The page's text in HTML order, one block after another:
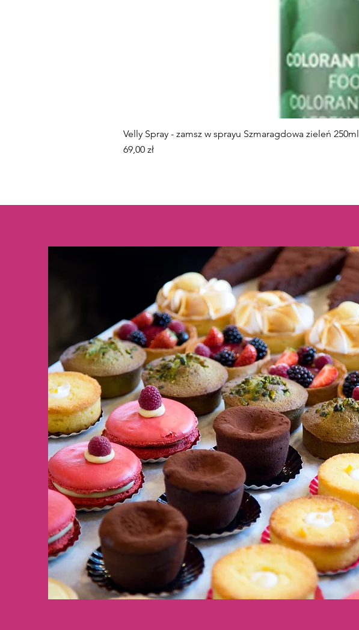
Velly Spray - zamsz w sprayu Szmaragdowa zieleń 250ml
Cena
69,00 zł